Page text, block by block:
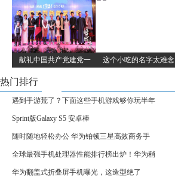
献礼中国共产党建党一 这个小吃的名字太难念
热门排行
遇到手游荒了？下面这些手机游戏够你玩半年
Sprint版Galaxy S5 安卓棒
随时随地轻松办公 华为铂顿三星高效商务手
全球最强手机处理器性能排行榜出炉！华为稍
华为翻盖式折叠屏手机曝光，这造型绝了